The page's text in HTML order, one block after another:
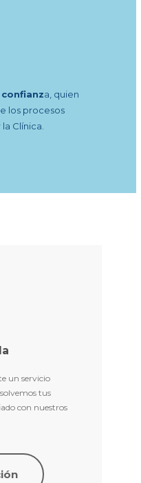
a, quien
los procesos
Clínica.
un servicio
tus
con nuestros